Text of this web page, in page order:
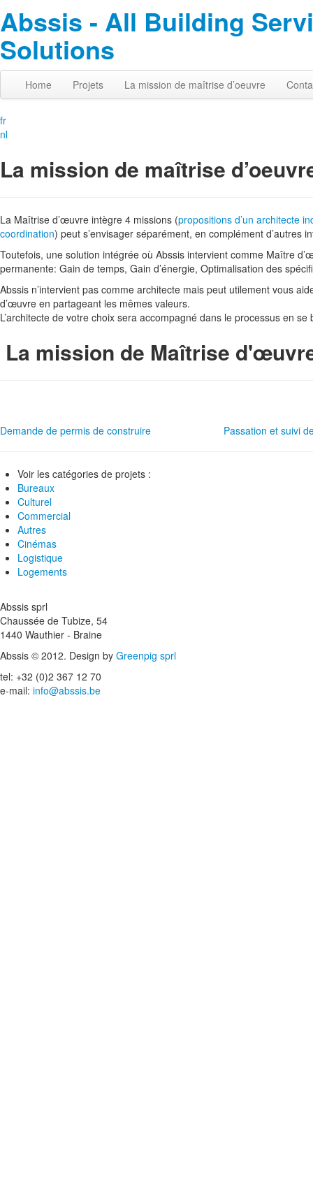
Abssis - All Building
Solutions
Home Projets La mission de maîtrise d’oeuvre
fr
nl
La mission de maîtrise
La Maîtrise d’œuvre intègre 4 missions (propositions d’un architecte
coordination) peut s’envisager séparément, en complément d’autres
Toutefois, une solution intégrée où Abssis intervient comme Maître
permanente: Gain de temps, Gain d’énergie, Optimalisation des
Abssis n’intervient pas comme architecte mais peut utilement vous
d’œuvre en partageant les mêmes valeurs.
L’architecte de votre choix sera accompagné dans le processus en
La mission de Maîtrise
Demande de permis de construire Passation et suivi
Voir les catégories de projets :
Bureaux
Culturel
Commercial
Autres
Cinémas
Logistique
Logements
Abssis sprl
Chaussée de Tubize, 54
1440 Wauthier - Braine
Abssis © 2012. Design by Greenpig sprl
tel: +32 (0)2 367 12 70
e-mail: info@abssis.be